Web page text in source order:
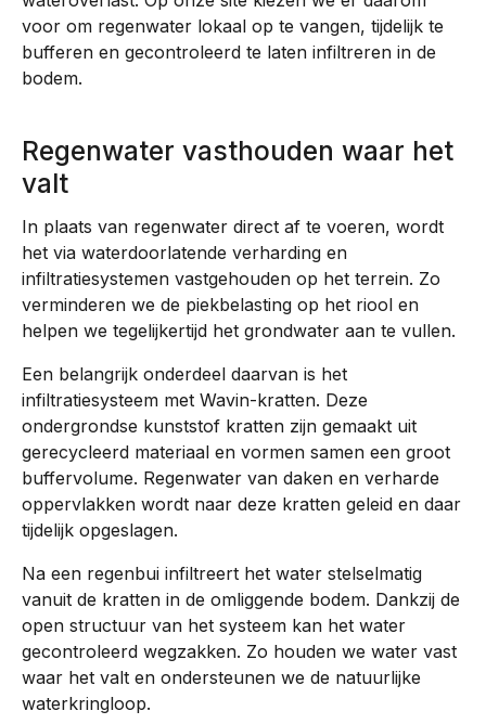
voor om regenwater lokaal op te vangen, tijdelijk te
bufferen en gecontroleerd te laten infiltreren in de
bodem.
Regenwater vasthouden waar het
valt
In plaats van regenwater direct af te voeren, wordt
het via waterdoorlatende verharding en
infiltratiesystemen vastgehouden op het terrein. Zo
verminderen we de piekbelasting op het riool en
helpen we tegelijkertijd het grondwater aan te vullen.
Een belangrijk onderdeel daarvan is het
infiltratiesysteem met Wavin-kratten. Deze
ondergrondse kunststof kratten zijn gemaakt uit
gerecycleerd materiaal en vormen samen een groot
buffervolume. Regenwater van daken en verharde
oppervlakken wordt naar deze kratten geleid en daar
tijdelijk opgeslagen.
Na een regenbui infiltreert het water stelselmatig
vanuit de kratten in de omliggende bodem. Dankzij de
open structuur van het systeem kan het water
gecontroleerd wegzakken. Zo houden we water vast
waar het valt en ondersteunen we de natuurlijke
waterkringloop.